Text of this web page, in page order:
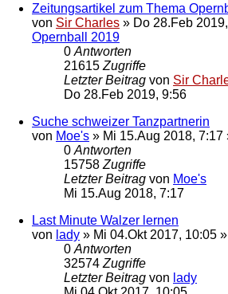
Zeitungsartikel zum Thema
von Sir Charles » Do 28.Feb
Opernball 2019
0 Antworten
21615 Zugriffe
Letzter Beitrag von Sir
Do 28.Feb 2019, 9:56
Suche schweizer Tanzpartnerin
von Moe's » Mi 15.Aug 2018, 7:17
0 Antworten
15758 Zugriffe
Letzter Beitrag von Moe's
Mi 15.Aug 2018, 7:17
Last Minute Walzer lernen
von lady » Mi 04.Okt 2017, 10:05
0 Antworten
32574 Zugriffe
Letzter Beitrag von lady